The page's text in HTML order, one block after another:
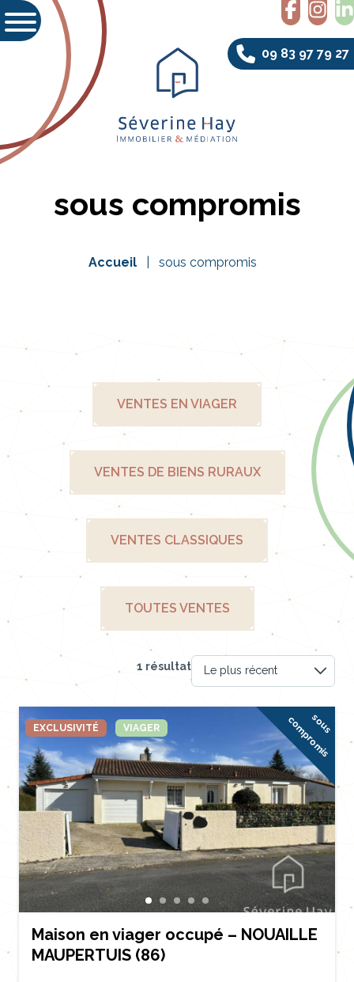
09 83 97 79 27
sous compromis
Accueil sous compromis
VENTES EN VIAGER
VENTES DE BIENS RURAUX
VENTES CLASSIQUES
TOUTES VENTES
1 résultat
s
o
u
s
c
o
m
p
r
o
m
i
s
EXCLUSIVITÉ VIAGER
Maison en viager occupé – NOUAILLE
MAUPERTUIS (86)